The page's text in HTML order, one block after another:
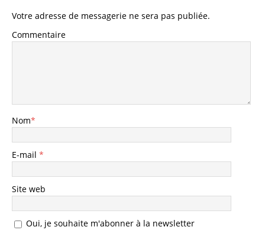
Votre adresse de messagerie ne sera pas publiée.
Commentaire
Nom*
E-mail *
Site web
Oui, je souhaite m'abonner à la newsletter